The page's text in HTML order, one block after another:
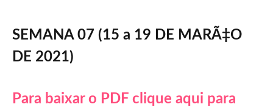
SEMANA 07 (15 a 19 DE MARÃ‡O
DE 2021)
Para baixar o PDF clique aqui para